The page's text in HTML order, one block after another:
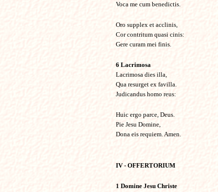
Voca me cum benedictis.
Oro supplex et acclinis,
Cor contritum quasi cinis:
Gere curam mei finis.
6 Lacrimosa
Lacrimosa dies illa,
Qua resurget ex favilla.
Judicandus homo reus:
Huic ergo parce, Deus.
Pie Jesu Domine,
Dona eis requiem. Amen.
IV - OFFERTORIUM
1 Domine Jesu Christe